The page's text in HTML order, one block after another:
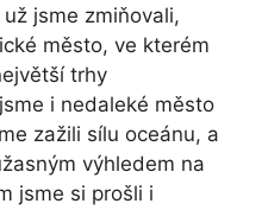
jsme zmiňovali,
město, ve kterém
trhy
i nedaleké město
zažili sílu oceánu, a
výhledem na
jsme si prošli i